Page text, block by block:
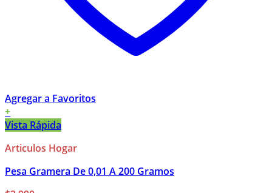
Agregar a Favoritos
+
Vista Rápida
Articulos Hogar
Pesa Gramera De 0,01 A 200 Gramos